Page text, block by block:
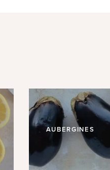
AUBERGINES